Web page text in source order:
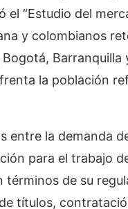
el “Estudio del
y colombianos
Barranquilla
la población
entre la demanda
para el trabajo
términos de su
títulos,